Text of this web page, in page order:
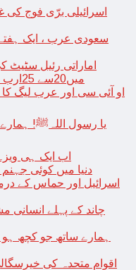
اسرائیلی برّی فوج
اماراتی رئیل سٹیٹ
میں20سے 25ارب ڈالرز کی سرمایہ کاری کا اعلان
او آئی سی اور عرب لیگ
اب ایک ہی ویزےپر6خلیجی ممالک
دنیا میں کوئی
اسرائیل اور حماس کے
ہمارے ساتھ جو کچھ ہو
اقوام متحدہ کی